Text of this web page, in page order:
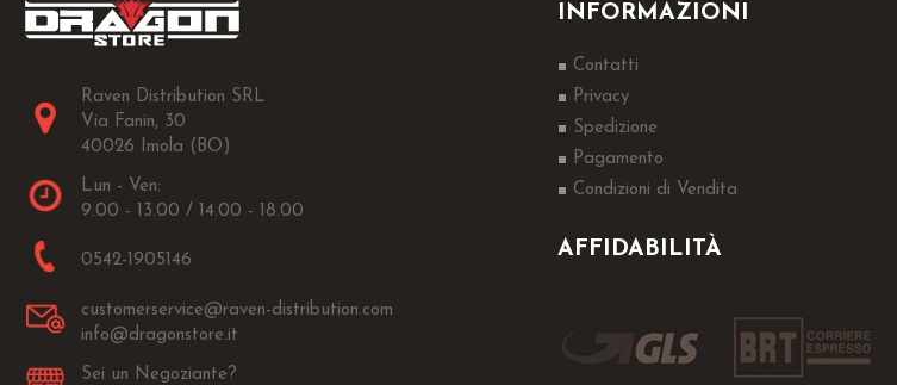
Raven Distribution SRL
Via Fanin, 30
40026 Imola (BO)
Lun - Ven:
9.00 - 13.00 / 14.00 - 18.00
0542-1905146
customerservice@raven-distribution.com
info@dragonstore.it
Sei un Negoziante?
INFORMAZIONI
Contatti
Privacy
Spedizione
Pagamento
Condizioni di Vendita
AFFIDABILITÀ